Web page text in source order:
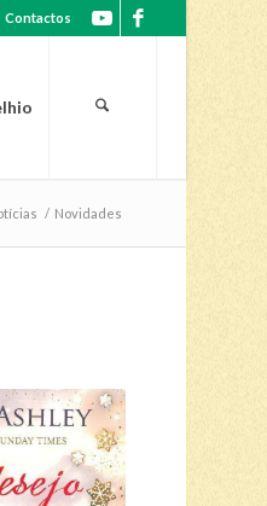
Contactos
/ Novidades